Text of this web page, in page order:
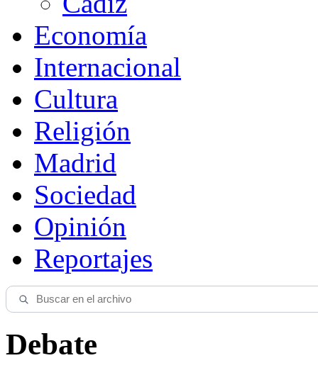
Economía
Internacional
Cultura
Religión
Madrid
Sociedad
Opinión
Reportajes
Debate